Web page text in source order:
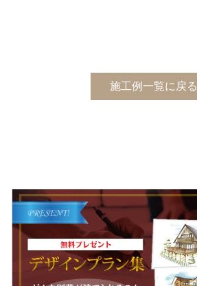
施工例一覧に戻る